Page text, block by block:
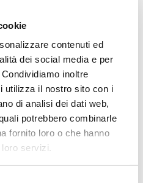
contenuti ed
dei social media e per
inoltre
utilizza il nostro sito con i
di analisi dei dati web,
potrebbero combinarle
fornito loro o che hanno
servizi.
vista della stagione 2026/2027 con
La società rossoblù ha annunciato
Mirco Atriani e Lorenzo Cimadamore,
...leggi
Cannoni nuovo DS:
chiare"
del
È
nuovo
chiamato